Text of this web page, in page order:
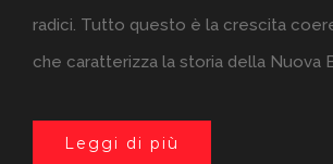
radici. Tutto questo è la crescita
che caratterizza la storia della Nuova
Leggi di più